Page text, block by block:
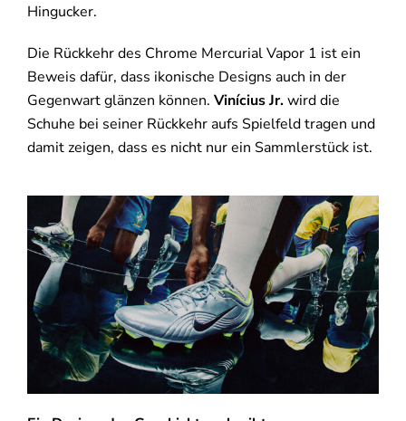
Hingucker.
Die Rückkehr des Chrome Mercurial Vapor 1 ist ein
Beweis dafür, dass ikonische Designs auch in der
Gegenwart glänzen können. Vinícius Jr.wird die
Schuhe bei seiner Rückkehr aufs Spielfeld tragen und
damit zeigen, dass es nicht nur ein Sammlerstück ist.